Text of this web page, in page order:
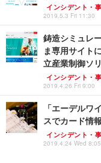
インシデント・
2019.5.3 Fri 11:30
鋳造シミュレ
ま専用サイト
立産業制御ソ
インシデント・
2019.4.26 Fri 9:00
「エーデルワ
スでカード情
インシデント・
2019.4.24 Wed 8:05